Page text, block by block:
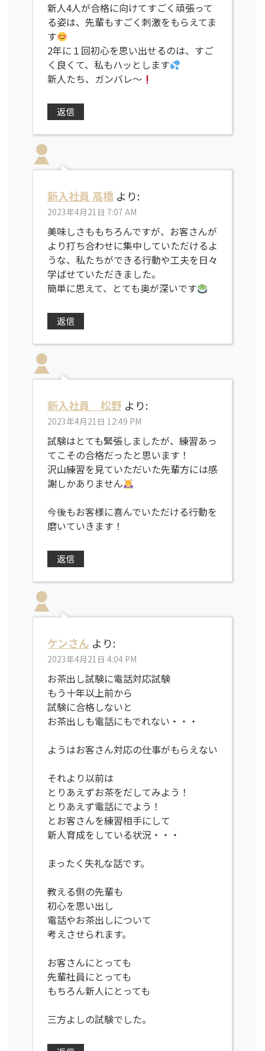
新人4人が合格に向けてすごく頑張って
る姿は、先輩もすごく刺激をもらえてま
す
2年に１回初心を思い出せるのは、すご
く良くて、私もハッとします
新人たち、ガンバレ〜
返信
新入社員 高橋 より:
2023年4月21日 7:07 AM
美味しさももちろんですが、お客さんが
より打ち合わせに集中していただけるよ
うな、私たちができる行動や工夫を日々
学ばせていただきました。
簡単に思えて、とても奥が深いです
返信
新入社員 松野 より:
2023年4月21日 12:49 PM
試験はとても緊張しましたが、練習あっ
てこその合格だったと思います！
沢山練習を見ていただいた先輩方には感
謝しかありません
今後もお客様に喜んでいただける行動を
磨いていきます！
返信
ケンさん より:
2023年4月21日 4:04 PM
お茶出し試験に電話対応試験
もう十年以上前から
試験に合格しないと
お茶出しも電話にもでれない・・・
ようはお客さん対応の仕事がもらえない
それより以前は
とりあえずお茶をだしてみよう！
とりあえず電話にでよう！
とお客さんを練習相手にして
新人育成をしている状況・・・
まったく失礼な話です。
教える側の先輩も
初心を思い出し
電話やお茶出しについて
考えさせられます。
お客さんにとっても
先輩社員にとっても
もちろん新人にとっても
三方よしの試験でした。